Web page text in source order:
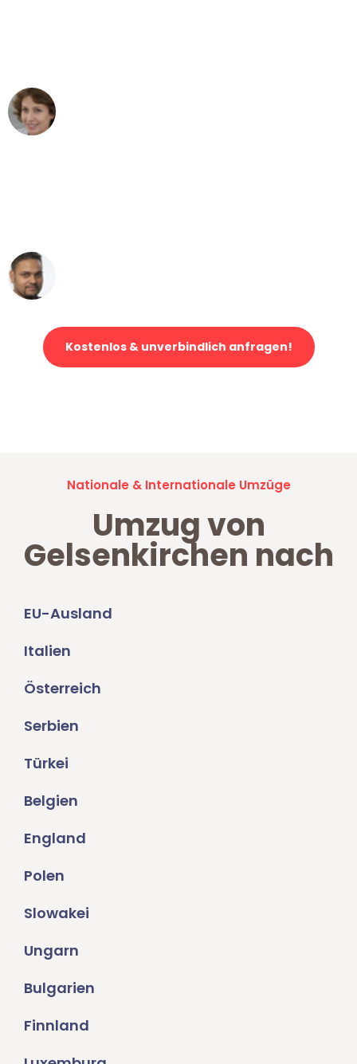
Kostenlos & unverbindlich anfragen!
Nationale & Internationale Umzüge
Umzug von
Gelsenkirchen nach
EU-Ausland
Italien
Österreich
Serbien
Türkei
Belgien
England
Polen
Slowakei
Ungarn
Bulgarien
Finnland